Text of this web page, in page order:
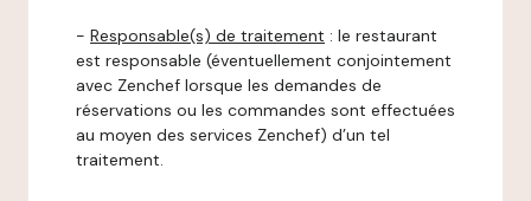
- Responsable(s) de traitement : le restaurant
est responsable (éventuellement conjointement
avec Zenchef lorsque les demandes de
réservations ou les commandes sont effectuées
au moyen des services Zenchef) d’un tel
traitement.